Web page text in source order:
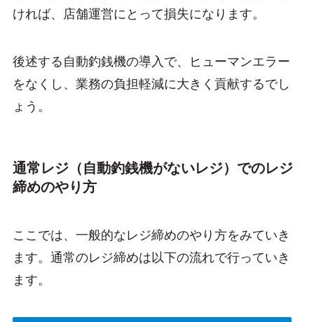
ければ、店舗運営にとって損失になります。
後述する自動釣銭機の導入で、ヒューマンエラー
をなくし、業務の負担軽減に大きく貢献するでし
ょう。
通常レジ（自動釣銭機がないレジ）でのレジ
締めのやり方
ここでは、一般的なレジ締めのやり方をみていき
ます。通常のレジ締めは以下の流れで行っていき
ます。